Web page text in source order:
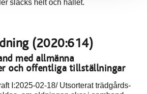
släcks helt och hållet.
(2020:614)
med allmänna
och offentliga tillställningar
I:2025-02-18/ Utsorterat trädgårds-